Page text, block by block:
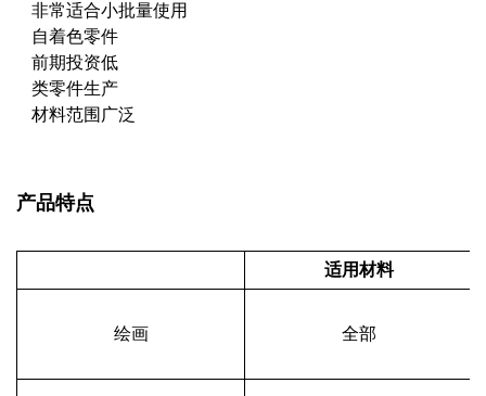
非常适合小批量使用
自着色零件
前期投资低
类零件生产
材料范围广泛
产品特点
适用材料
绘画 全部